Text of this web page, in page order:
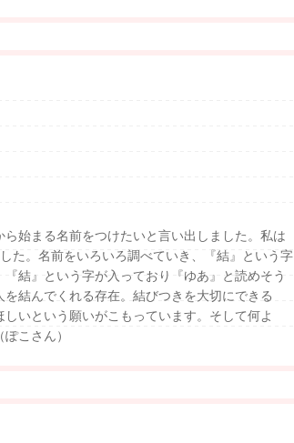
始まる名前をつけたいと言い出しました。私は
た。名前をいろいろ調べていき、『結』という字
結』という字が入っており『ゆあ』と読めそう
結んでくれる存在。結びつきを大切にできる
いという願いがこもっています。そして何よ
こさん）